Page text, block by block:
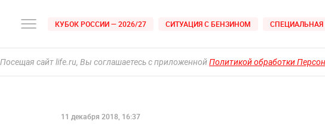
КУБОК РОССИИ — 2026/27 СИТУАЦИЯ С БЕНЗИНОМ СПЕЦИАЛЬНАЯ
Посещая сайт life.ru, Вы соглашаетесь с приложеннойПолитикой обработки
11 декабря 2018, 16:37